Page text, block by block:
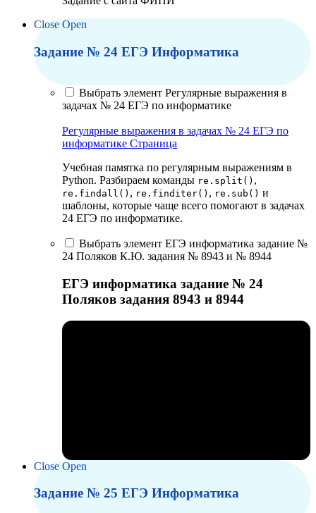
Close Open
Задание № 24 ЕГЭ Информатика
Выбрать элемент Регулярные выражения в
задачах № 24 ЕГЭ по информатике
Регулярные выражения в задачах № 24 ЕГЭ по
информатике Страница
Учебная памятка по регулярным выражениям в
Python. Разбираем команды re.split() ,
re.findall() , re.finditer() , re.sub() и
шаблоны, которые чаще всего помогают в задачах
24 ЕГЭ по информатике.
Выбрать элемент ЕГЭ информатика задание №
24 Поляков К.Ю. задания № 8943 и № 8944
ЕГЭ информатика задание № 24
Поляков задания 8943 и 8944
Close Open
Задание № 25 ЕГЭ Информатика